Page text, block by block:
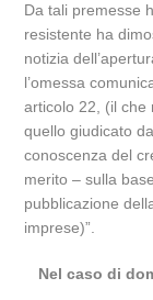
Da tali premesse
resistente ha
notizia
l’omessa
articolo 22, (il che
quello giudicato
conoscenza del
merito – sulla
pubblicazione
imprese)”.
Nel caso di